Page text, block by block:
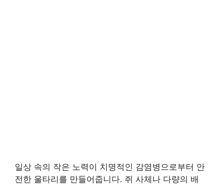
일상 속의 작은 노력이 치명적인 감염병으로부터 안
전한 울타리를 만들어줍니다. 쥐 사체나 다량의 배